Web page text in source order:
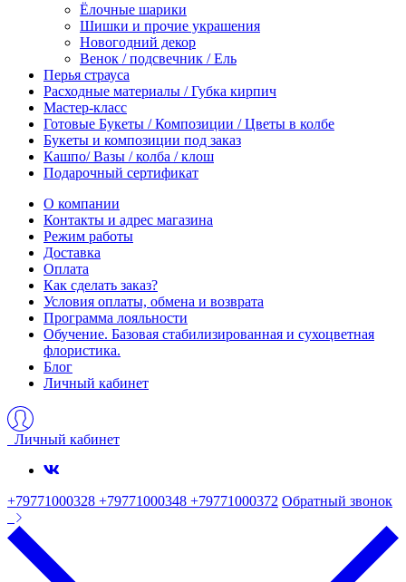
Ёлочные шарики
Шишки и прочие украшения
Новогодний декор
Венок / подсвечник / Ель
Перья страуса
Расходные материалы / Губка кирпич
Мастер-класс
Готовые Букеты / Композиции / Цветы в колбе
Букеты и композиции под заказ
Кашпо/ Вазы / колба / клош
Подарочный сертификат
О компании
Контакты и адрес магазина
Режим работы
Доставка
Оплата
Как сделать заказ?
Условия оплаты, обмена и возврата
Программа лояльности
Обучение. Базовая стабилизированная и сухоцветная
флористика.
Блог
Личный кабинет
Личный кабинет
+79771000328 +79771000348 +79771000372 Обратный звонок